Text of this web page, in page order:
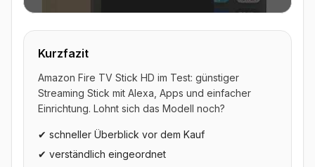
▶ Video ansehen
Kurzfazit
Amazon Fire TV Stick HD im Test: günstiger
Streaming Stick mit Alexa, Apps und einfacher
Einrichtung. Lohnt sich das Modell noch?
✔ schneller Überblick vor dem Kauf
✔ verständlich eingeordnet